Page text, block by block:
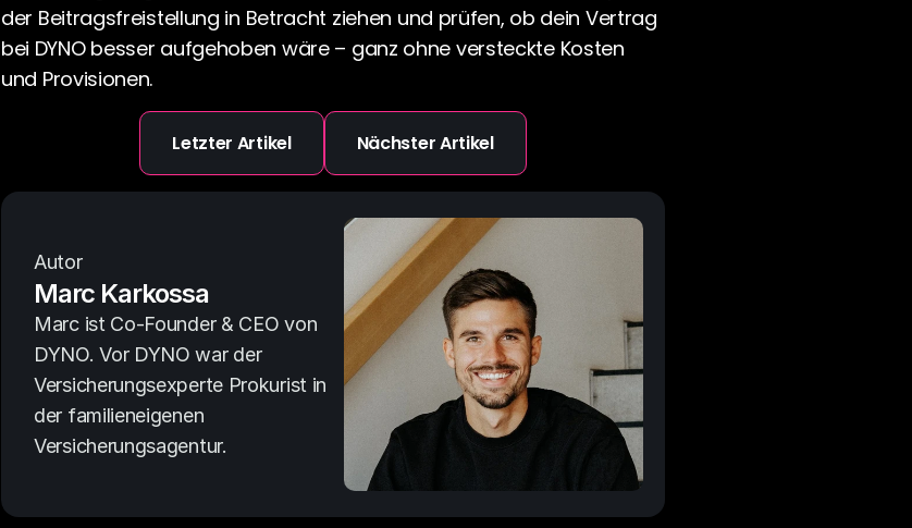
der Beitragsfreistellung in Betracht ziehen und prüfen, ob dein Vertrag
bei DYNO besser aufgehoben wäre – ganz ohne versteckte Kosten
und Provisionen.
Letzter Artikel Nächster Artikel
Autor
Marc Karkossa
Marc ist Co-Founder & CEO von
DYNO. Vor DYNO war der
Versicherungsexperte Prokurist in
der familieneigenen
Versicherungsagentur.